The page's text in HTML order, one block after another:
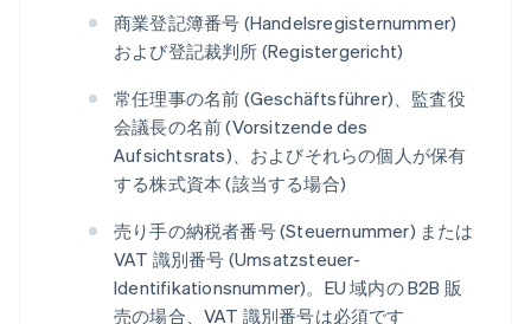
商業登記簿番号 (Handelsregisternummer)
および登記裁判所 (Registergericht)
常任理事の名前 (Geschäftsführer)、監査役
会議長の名前 (Vorsitzende des
Aufsichtsrats)、およびそれらの個人が保有
する株式資本 (該当する場合)
売り手の納税者番号 (Steuernummer) または
VAT 識別番号 (Umsatzsteuer-
Identifikationsnummer)。EU 域内の B2B 販
売の場合、VAT 識別番号は必須です